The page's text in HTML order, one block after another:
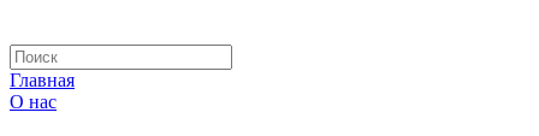
Главная
О нас